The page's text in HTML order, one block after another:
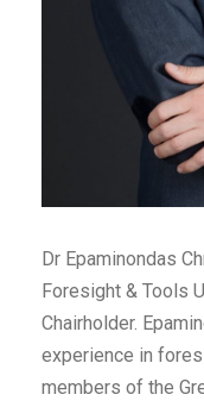
Dr Epaminondas
Foresight & Tools
Chairholder.
experience in
members of the